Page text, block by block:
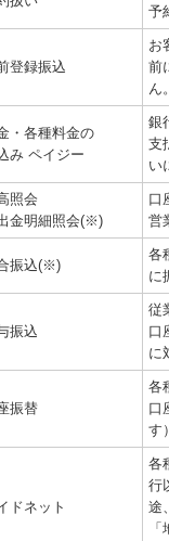
予
登録振込
お
前
ん
・各種料金の
み ペイジー
銀
支
い
照会
金明細照会(※)
口
営
振込(※)
各
に
振込
従
口
に
振替
各
口
す
ドネット
各
行
途